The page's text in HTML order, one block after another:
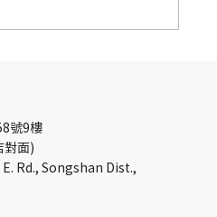
案例
號9樓
對面)
Rd., Songshan Dist.,